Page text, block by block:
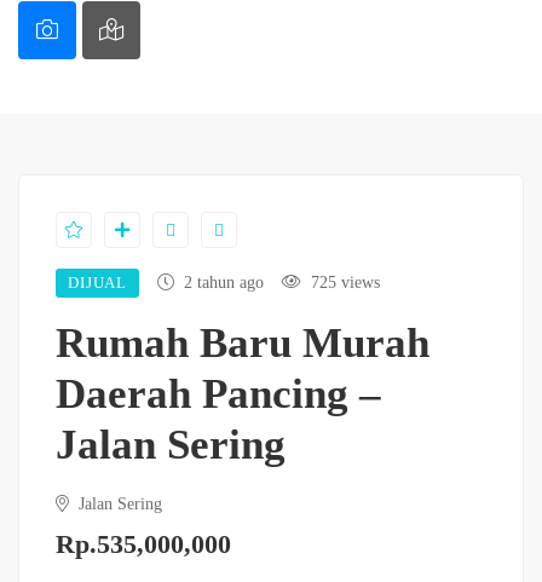
DIJUAL 2 tahun ago 725 views
Rumah Baru Murah
Daerah Pancing –
Jalan Sering
Jalan Sering
Rp.535,000,000